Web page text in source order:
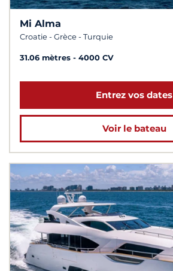
Mi Alma
Croatie - Grèce - Turquie
31.06 mètres 4000 CV
Entrez vos dates
Voir le bateau